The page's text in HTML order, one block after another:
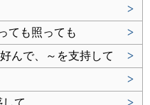
>
ても照っても
>
んで、～を支持して
>
>
て
>